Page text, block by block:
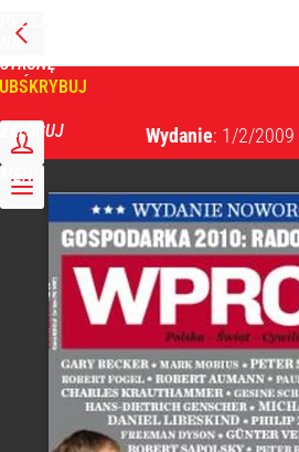
PRZEJDŹ
NA
STRONĘ
GŁÓWNĄ
ZALOGUJ
MENU
Wydanie: 1/2/2009